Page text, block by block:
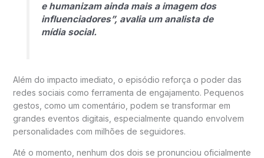
e humanizam ainda mais a imagem dos
influenciadores”, avalia um analista de
mídia social.
Além do impacto imediato, o episódio reforça o poder das
redes sociais como ferramenta de engajamento. Pequenos
gestos, como um comentário, podem se transformar em
grandes eventos digitais, especialmente quando envolvem
personalidades com milhões de seguidores.
Até o momento, nenhum dos dois se pronunciou oficialmente